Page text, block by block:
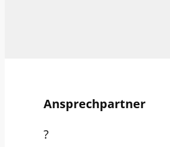
Ansprechpartner
?